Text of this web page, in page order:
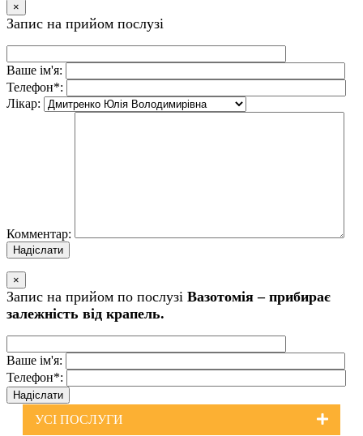
×
Запис на прийом послузi
Ваше iм'я:
Телефон*:
Лiкар:
Комментар:
×
Запис на прийом по послузi Вазотомія – прибирає
залежність від крапель.
Ваше iм'я:
Телефон*:
УСI ПОСЛУГИ